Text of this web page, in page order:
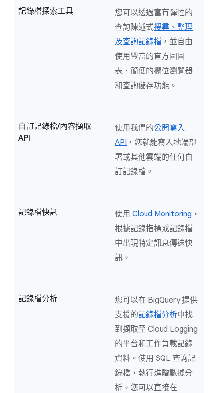
記錄檔探索工具
您可以透過富有彈性的
查詢陳述式搜尋、整理
及查詢記錄檔 ，並自由
使用豐富的直方圖圖
表、簡便的欄位瀏覽器
和查詢儲存功能。
自訂記錄檔/內容擷取
API
使用我們的公開寫入
API ，您就能寫入地端部
署或其他雲端的任何自
訂記錄檔。
記錄檔快訊 使用 Cloud Monitoring ，
根據記錄指標或記錄檔
中出現特定訊息傳送快
訊。
記錄檔分析
您可以在 BigQuery 提供
支援的記錄檔分析中找
到擷取至 Cloud Logging
的平台和工作負載記錄
資料。使用 SQL 查詢記
錄檔，執行進階數據分
析。您可以直接在